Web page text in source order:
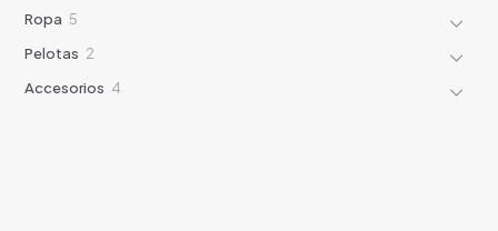
Ropa 5
Pelotas 2
Accesorios 4